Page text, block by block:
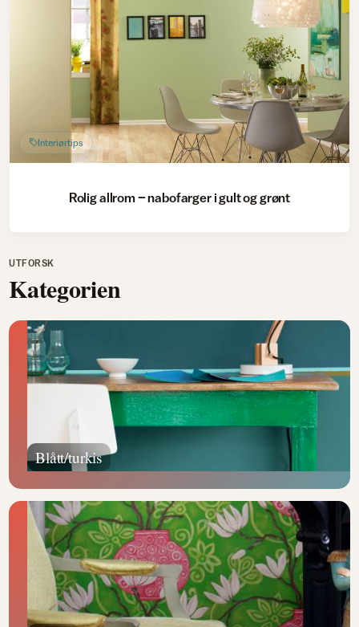
Interiørtips
Rolig allrom – nabofarger i gult og grønt
UTFORSK
Kategorien
Blått/turkis